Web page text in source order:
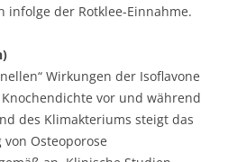
infolge der Rotklee-Einnahme.
Wirkungen der Isoflavone
vor und während
des Klimakteriums steigt das
Osteoporose